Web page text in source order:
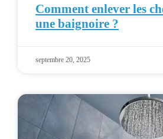
Comment enlever les
une baignoire ?
septembre 20, 2025